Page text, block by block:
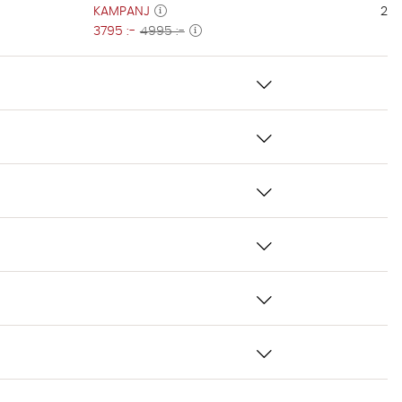
KAMPANJ
3795 :- 4995 :-